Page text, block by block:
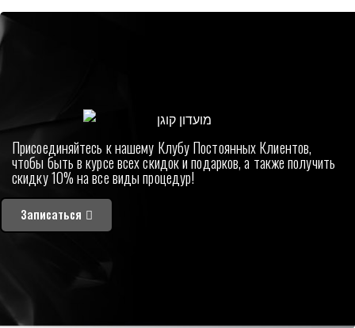
Присоединяйтесь к нашему Клубу Постоянных Клиентов,
чтобы быть в курсе всех скидок и подарков, а также получить
скидку 10% на все виды процедур!
Записаться